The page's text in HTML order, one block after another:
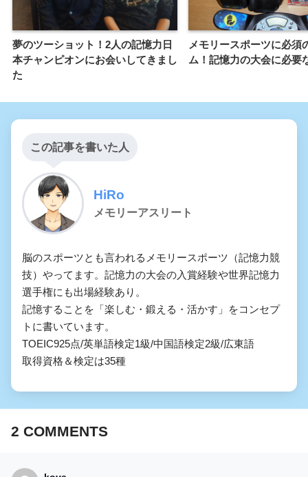
夢のツーショット！2人の記憶力日
本チャンピオンにお会いしてきまし
た
メモリースポーツに必須
ム！記憶力の大会に必要
この記事を書いた人
HiRo
メモリーアスリート
脳のスポーツとも言われるメモリースポーツ（記憶力競
技）やってます。記憶力の大会の入賞経験や世界記憶力
選手権にも出場経験あり。
記憶することを「楽しむ・鍛える・活かす」をコンセプ
トに書いています。
TOEIC925点/英単語検定1級/中国語検定2級/広東語
取得資格＆検定は35種
2 COMMENTS